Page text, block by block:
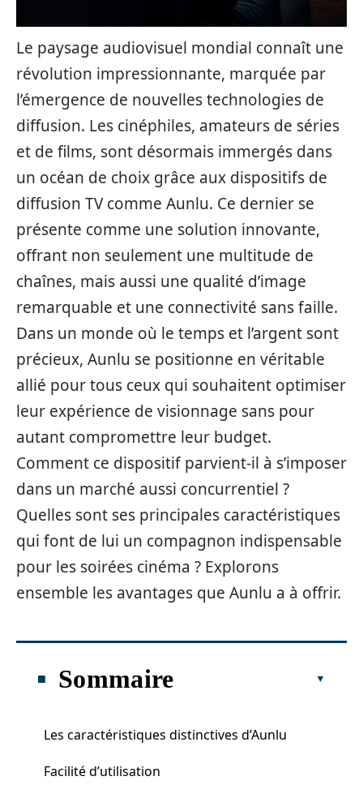
Le paysage audiovisuel mondial connaît une
révolution impressionnante, marquée par
l’émergence de nouvelles technologies de
diffusion. Les cinéphiles, amateurs de séries
et de films, sont désormais immergés dans
un océan de choix grâce aux dispositifs de
diffusion TV comme Aunlu. Ce dernier se
présente comme une solution innovante,
offrant non seulement une multitude de
chaînes, mais aussi une qualité d’image
remarquable et une connectivité sans faille.
Dans un monde où le temps et l’argent sont
précieux, Aunlu se positionne en véritable
allié pour tous ceux qui souhaitent optimiser
leur expérience de visionnage sans pour
autant compromettre leur budget.
Comment ce dispositif parvient-il à s’imposer
dans un marché aussi concurrentiel ?
Quelles sont ses principales caractéristiques
qui font de lui un compagnon indispensable
pour les soirées cinéma ? Explorons
ensemble les avantages que Aunlu a à offrir.
Sommaire
Les caractéristiques distinctives d’Aunlu
Facilité d’utilisation